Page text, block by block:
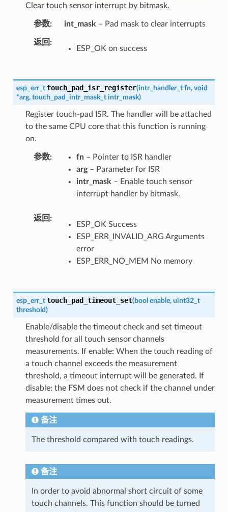
Clear touch sensor interrupt by bitmask.
参数 int_mask – Pad mask to clear interrupts
返回
ESP_OK on success
esp_err_t touch_pad_isr_register(intr_handler_t fn, void
*arg, touch_pad_intr_mask_t intr_mask)
Register touch-pad ISR. The handler will be attached
to the same CPU core that this function is running
on.
参数 fn– Pointer to ISR handler
arg– Parameter for ISR
intr_mask – Enable touch sensor
interrupt handler by bitmask.
返回
ESP_OK Success
ESP_ERR_INVALID_ARG Arguments
error
ESP_ERR_NO_MEM No memory
esp_err_t touch_pad_timeout_set(bool enable, uint32_t
threshold)
Enable/disable the timeout check and set timeout
threshold for all touch sensor channels
measurements. If enable: When the touch reading of
a touch channel exceeds the measurement
threshold, a timeout interrupt will be generated. If
disable: the FSM does not check if the channel under
measurement times out.
备注
The threshold compared with touch readings.
备注
In order to avoid abnormal short circuit of some
touch channels. This function should be turned